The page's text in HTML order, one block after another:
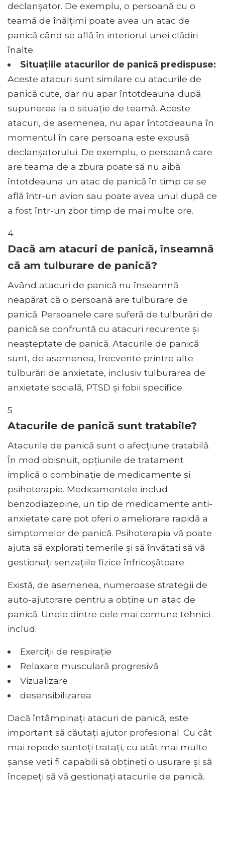
declanșator. De exemplu, o persoană cu o
teamă de înălțimi poate avea un atac de
panică când se află în interiorul unei clădiri
înalte.
Situațiile atacurilor de panică predispuse:
Aceste atacuri sunt similare cu atacurile de
panică cute, dar nu apar întotdeauna după
supunerea la o situație de teamă. Aceste
atacuri, de asemenea, nu apar întotdeauna în
momentul în care persoana este expusă
declanșatorului. De exemplu, o persoană care
are teama de a zbura poate să nu aibă
întotdeauna un atac de panică în timp ce se
află într-un avion sau poate avea unul după ce
a fost într-un zbor timp de mai multe ore.
4
Dacă am atacuri de panică, înseamnă
că am tulburare de panică?
Având atacuri de panică nu înseamnă
neapărat că o persoană are tulburare de
panică. Persoanele care suferă de tulburări de
panică se confruntă cu atacuri recurente și
neașteptate de panică. Atacurile de panică
sunt, de asemenea, frecvente printre alte
tulburări de anxietate, inclusiv tulburarea de
anxietate socială, PTSD și fobii specifice.
5
Atacurile de panică sunt tratabile?
Atacurile de panică sunt o afecțiune tratabilă.
În mod obișnuit, opțiunile de tratament
implică o combinație de medicamente și
psihoterapie. Medicamentele includ
benzodiazepine, un tip de medicamente anti-
anxietate care pot oferi o ameliorare rapidă a
simptomelor de panică. Psihoterapia vă poate
ajuta să explorați temerile și să învățați să vă
gestionați senzațiile fizice înfricoșătoare.
Există, de asemenea, numeroase strategii de
auto-ajutorare pentru a obține un atac de
panică. Unele dintre cele mai comune tehnici
includ:
Exerciții de respirație
Relaxare musculară progresivă
Vizualizare
desensibilizarea
Dacă întâmpinați atacuri de panică, este
important să căutați ajutor profesional. Cu cât
mai repede sunteți tratați, cu atât mai multe
șanse veți fi capabili să obțineți o ușurare și să
începeți să vă gestionați atacurile de panică.